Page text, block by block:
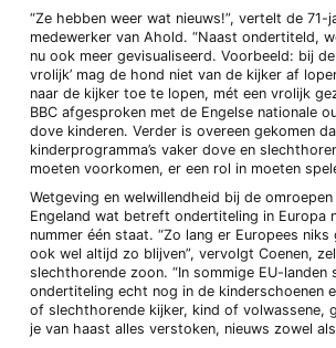
“Ze hebben weer wat nieuws!”, vertelt de 71-
medewerker van Ahold. “Naast ondertiteld,
nu ook meer gevisualiseerd. Voorbeeld: bij
vrolijk’ mag de hond niet van de kijker af
naar de kijker toe te lopen, mét een vrolijk
BBC afgesproken met de Engelse nationale
dove kinderen. Verder is overeen gekomen
kinderprogramma’s vaker dove en
moeten voorkomen, er een rol in moeten
Wetgeving en welwillendheid bij de
Engeland wat betreft ondertiteling in Europa
nummer één staat. “Zo lang er Europees
ook wel altijd zo blijven”, vervolgt Coenen,
slechthorende zoon. “In sommige EU-landen
ondertiteling echt nog in de kinderschoenen
of slechthorende kijker, kind of volwassene,
je van haast alles verstoken, nieuws zowel